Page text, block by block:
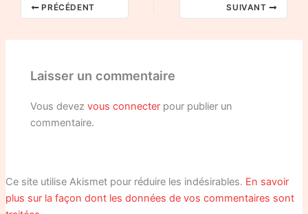
PRÉCÉDENT SUIVANT
Laisser un commentaire
Vous devezvous connecter pour publier un
commentaire.
Ce site utilise Akismet pour réduire les indésirables. En savoir
plus sur la façon dont les données de vos commentaires sont